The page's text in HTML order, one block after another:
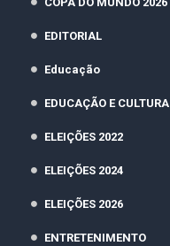
EDITORIAL
Educação
EDUCAÇÃO E CULTURA
ELEIÇÕES 2022
ELEIÇÕES 2024
ELEIÇÕES 2026
ENTRETENIMENTO